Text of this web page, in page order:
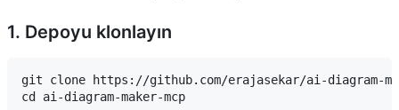
1. Depoyu klonlayın
git clone https://github.com/erajasekar/ai-diagram-